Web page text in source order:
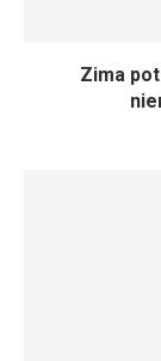
Zima